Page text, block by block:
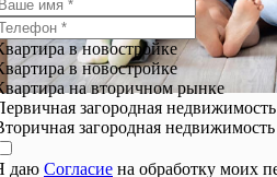
в новостройке
в новостройке
на вторичном рынке
загородная недвижимость
загородная недвижимость
даю Согласие на обработку моих